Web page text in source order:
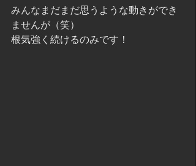
みんなまだまだ思うような動きができ
ませんが（笑）
根気強く続けるのみです！